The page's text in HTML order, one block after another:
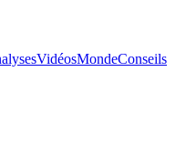
VidéosMondeConseils